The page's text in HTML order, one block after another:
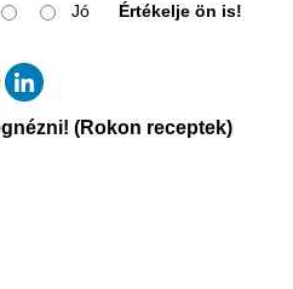
Jó Értékelje ön is!
(Rokon receptek)